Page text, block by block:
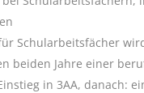
Schularbeitsfächer
beiden Jahre einer
in 3AA, danach: